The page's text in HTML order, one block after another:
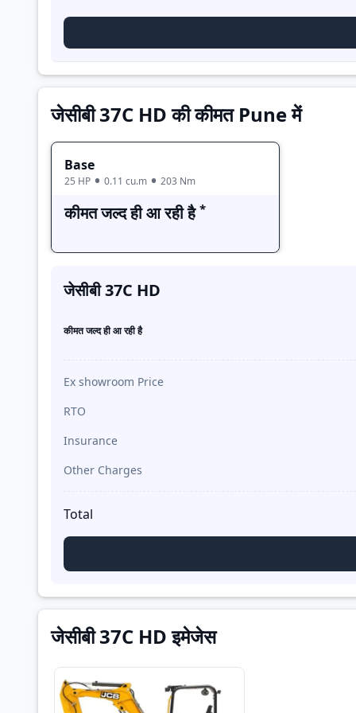
जेसीबी 37C HD की कीमत Pune में
Base
25 HP 0.11 cu.m 203 Nm
कीमत जल्द ही आ रही है *
जेसीबी 37C HD
कीमत जल्द ही आ रही है
Ex showroom Price
RTO
Insurance
Other Charges
Total
जेसीबी 37C HD इमेजेस